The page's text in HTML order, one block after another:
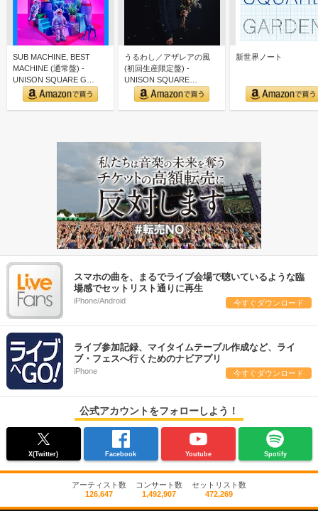
SUB MACHINE, BEST
MACHINE (通常盤) -
UNISON SQUARE G…
うるわし／アザレアの風
(初回生産限定盤) -
UNISON SQUARE
GARDEN (特典な…
新世界ノート
スマホの曲を、まるでライブ会場で聴いているような臨
場感でセットリスト通りに再生
iPhone/Android 今すぐダウンロード
ライブ参加記録、マイタイムテーブル作成など、ライ
ブ・フェスへ行くためのナビアプリ
iPhone 今すぐダウンロード
公式アカウントをフォローしよう！
X(Twitter) Facebook Youtube Spotify
アーティスト数
126,647
コンサート数
1,492,907
セットリスト数
472,269